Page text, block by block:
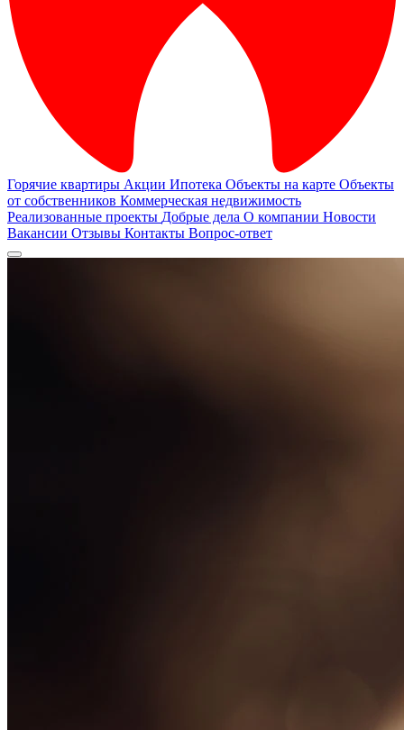
Горячие квартиры Акции Ипотека Объекты на карте Объекты
от собственников Коммерческая недвижимость
Реализованные проекты Добрые дела О компании Новости
Вакансии Отзывы Контакты Вопрос-ответ